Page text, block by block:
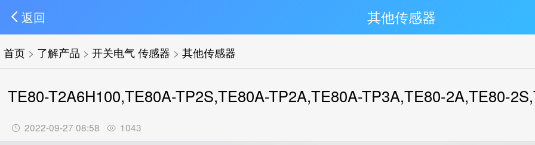
返回 其他传感器
首页 > 了解产品 >开关电气 传感器 >其他传感器
TE80-T2A6H100,TE80A-TP2S,TE80A-TP2A,TE80A-TP3A,TE80-2A,TE80-
2022-09-27 08:58 1043